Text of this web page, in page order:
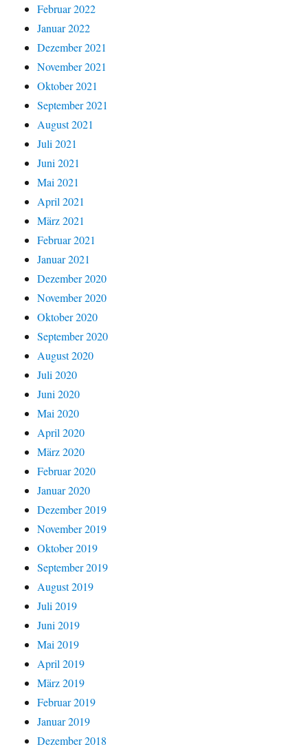
Februar 2022
Januar 2022
Dezember 2021
November 2021
Oktober 2021
September 2021
August 2021
Juli 2021
Juni 2021
Mai 2021
April 2021
März 2021
Februar 2021
Januar 2021
Dezember 2020
November 2020
Oktober 2020
September 2020
August 2020
Juli 2020
Juni 2020
Mai 2020
April 2020
März 2020
Februar 2020
Januar 2020
Dezember 2019
November 2019
Oktober 2019
September 2019
August 2019
Juli 2019
Juni 2019
Mai 2019
April 2019
März 2019
Februar 2019
Januar 2019
Dezember 2018